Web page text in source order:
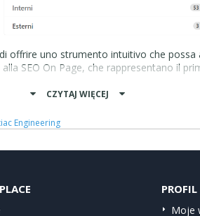
offrire uno strumento intuitivo che possa
SEO On Page, che rappresentano il
tu ne abbia apprezzato l'utilità. Alcune
più complessa, e per questo
quick.stiac.it/biolinks-templates) che
CZYTAJ WIĘCEJ
Engineering
PROFIL
Moje